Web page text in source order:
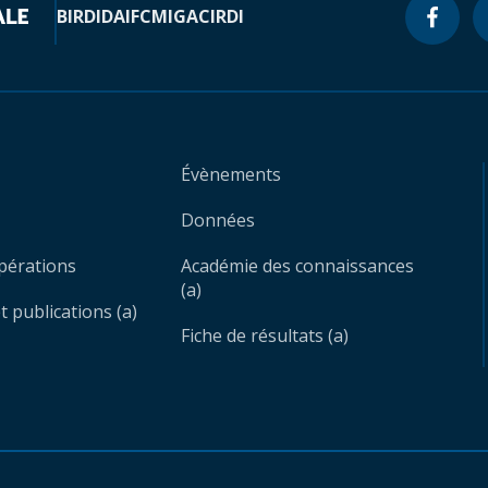
BIRDIDAIFCMIGACIRDI
publications (a)
Évènements
Données
Académie des connaissances
(a)
Fiche de résultats (a)